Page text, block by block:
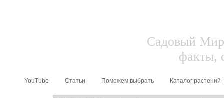
Садовый
факты,
YouTube Статьи Поможем выбрать Каталог растений